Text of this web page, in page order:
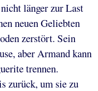
länger zur Last
neuen Geliebten
zerstört. Sein
aber Armand kann
trennen.
zurück, um sie zu